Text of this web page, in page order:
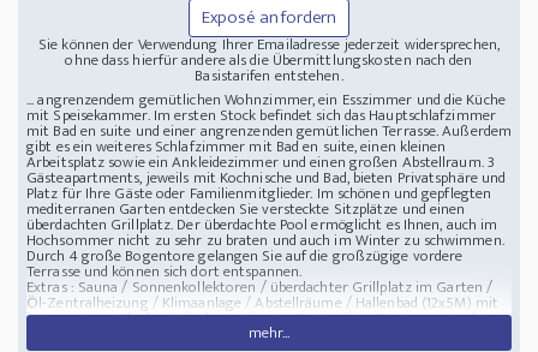
Exposé anfordern
Sie können der Verwendung Ihrer Emailadresse jederzeit widersprechen,
ohne dass hierfür andere als die Übermittlungskosten nach den
Basistarifen entstehen.
... angrenzendem gemütlichen Wohnzimmer, ein Esszimmer und die Küche
mit Speisekammer. Im ersten Stock befindet sich das Hauptschlafzimmer
mit Bad en suite und einer angrenzenden gemütlichen Terrasse. Außerdem
gibt es ein weiteres Schlafzimmer mit Bad en suite, einen kleinen
Arbeitsplatz sowie ein Ankleidezimmer und einen großen Abstellraum. 3
Gästeapartments, jeweils mit Kochnische und Bad, bieten Privatsphäre und
Platz für Ihre Gäste oder Familienmitglieder. Im schönen und gepflegten
mediterranen Garten entdecken Sie versteckte Sitzplätze und einen
überdachten Grillplatz. Der überdachte Pool ermöglicht es Ihnen, auch im
Hochsommer nicht zu sehr zu braten und auch im Winter zu schwimmen.
Durch 4 große Bogentore gelangen Sie auf die großzügige vordere
Terrasse und können sich dort entspannen.
Extras : Sauna / Sonnenkollektoren / überdachter Grillplatz im Garten /
Öl-Zentralheizung / Klimaanlage / Abstellräume / Hallenbad (12x5M) mit
integriertem Whirlpool / sehr gepflegter Garten / im Garten versteckte
lage : Katalonien, Girona - Spanien
mehr...